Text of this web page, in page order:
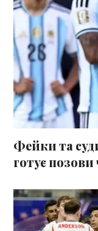
Фейки та
готує